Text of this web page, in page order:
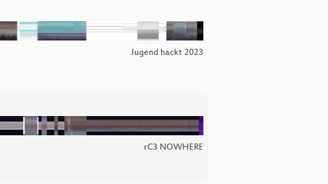
Jugend hackt 2023
rC3 NOWHERE